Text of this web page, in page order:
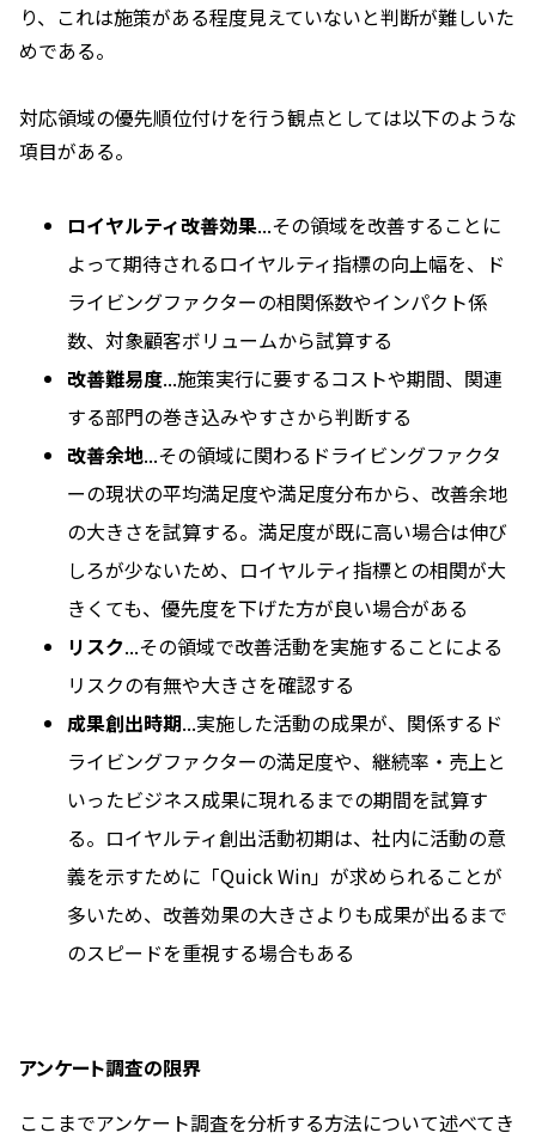
り、これは施策がある程度見えていないと判断が難しいた
めである。
対応領域の優先順位付けを行う観点としては以下のような
項目がある。
ロイヤルティ改善効果...その領域を改善することに
よって期待されるロイヤルティ指標の向上幅を、ド
ライビングファクターの相関係数やインパクト係
数、対象顧客ボリュームから試算する
改善難易度...施策実行に要するコストや期間、関連
する部門の巻き込みやすさから判断する
改善余地...その領域に関わるドライビングファクタ
ーの現状の平均満足度や満足度分布から、改善余地
の大きさを試算する。満足度が既に高い場合は伸び
しろが少ないため、ロイヤルティ指標との相関が大
きくても、優先度を下げた方が良い場合がある
リスク...その領域で改善活動を実施することによる
リスクの有無や大きさを確認する
成果創出時期...実施した活動の成果が、関係するド
ライビングファクターの満足度や、継続率・売上と
いったビジネス成果に現れるまでの期間を試算す
る。ロイヤルティ創出活動初期は、社内に活動の意
義を示すために「Quick Win」が求められることが
多いため、改善効果の大きさよりも成果が出るまで
のスピードを重視する場合もある
アンケート調査の限界
ここまでアンケート調査を分析する方法について述べてき